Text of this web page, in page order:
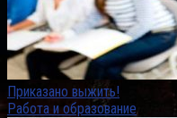
Приказано выжить!
Работа и образование